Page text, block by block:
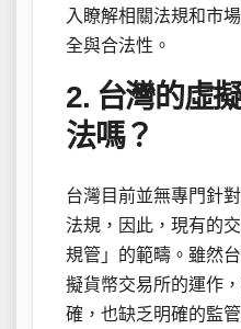
入瞭解相關法規和市
全與合法性。
2. 台灣的虛
法嗎？
台灣目前並無專門針
法規，因此，現有的
規管」的範疇。雖然
擬貨幣交易所的運作
確，也缺乏明確的監